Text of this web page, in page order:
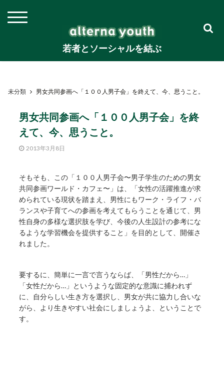
若者とソーシャルを結ぶ
未分類 男女共同参画へ「１００人男子会」を終えて、今、思うこと。
男女共同参画へ「１００人男子会」を終
えて、今、思うこと。
2013年3月8日
そもそも、この「１００人男子会〜男子学生のための男女
共同参画ワールド・カフェ〜」は、「女性の活躍推進が求
められている現状を踏まえ、男性にもワーク・ライフ・バ
ランスや子育てへの参画を考えてもらうことを通じて、男
性自身の多様な選択肢を学び、今後の人生設計の参考にな
るような学習機会を提供すること」を目的として、開催さ
れました。
要するに、簡単に一言で言うならば、「男性だから…」
「女性だから…」というような固定的な意識に捕われず
に、自分らしい生き方を選択し、男女が共に協力し合いな
がら、より生きやすい社会にしましょうよ、ということで
す。